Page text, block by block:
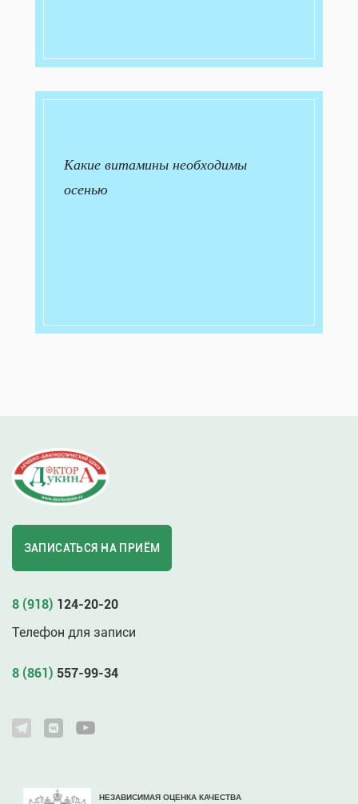
Какие витамины необходимы
осенью
ЗАПИСАТЬСЯ НА ПРИЁМ
8 (918) 124-20-20
Телефон для записи
8 (861) 557-99-34